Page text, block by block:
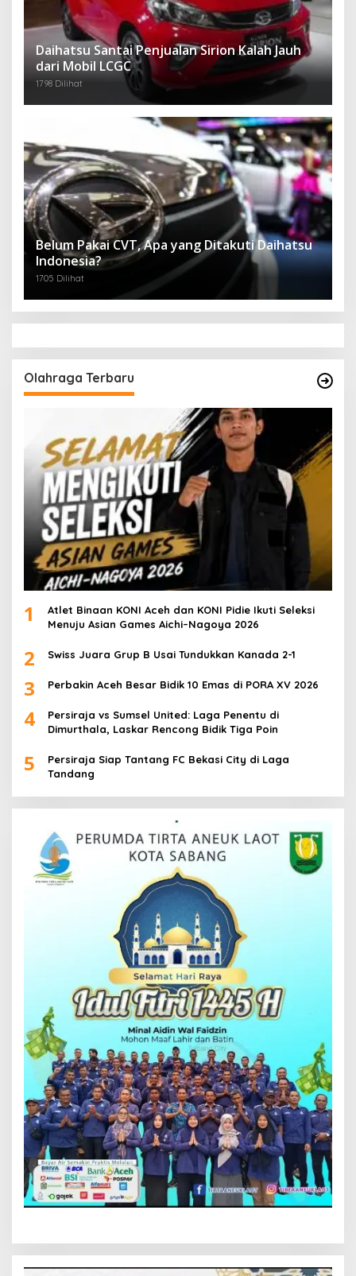
Daihatsu Santai Penjualan Sirion Kalah Jauh
dari Mobil LCGC
1798 Dilihat
Belum Pakai CVT, Apa yang Ditakuti Daihatsu
Indonesia?
1705 Dilihat
Olahraga Terbaru
1
Atlet Binaan KONI Aceh dan KONI Pidie Ikuti Seleksi
Menuju Asian Games Aichi–Nagoya 2026
2 Swiss Juara Grup B Usai Tundukkan Kanada 2-1
3 Perbakin Aceh Besar Bidik 10 Emas di PORA XV 2026
4
Persiraja vs Sumsel United: Laga Penentu di
Dimurthala, Laskar Rencong Bidik Tiga Poin
5
Persiraja Siap Tantang FC Bekasi City di Laga
Tandang